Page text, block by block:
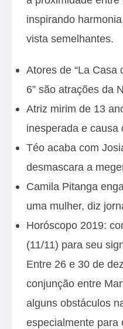
inspirando
vista semelhantes.
Atores de “La Casa
6” são atrações da
Atriz mirim de 13
inesperada e causa
Téo acaba com
desmascara a
Camila Pitanga
uma mulher, diz
Horóscopo 2019:
(11/11) para seu
Entre 26 e 30 de
conjunção entre
alguns obstáculos
especialmente para